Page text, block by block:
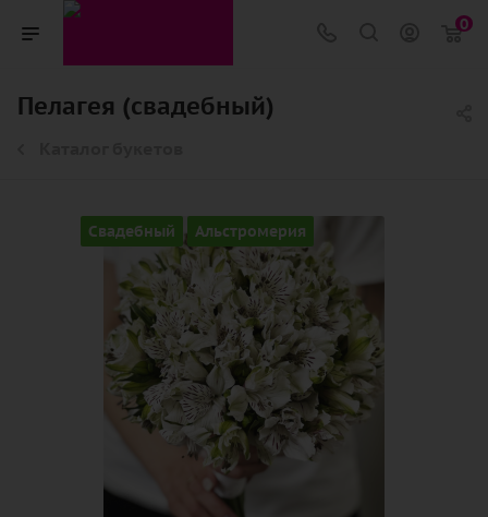
0
Пелагея (свадебный)
Свадебный Альстромерия